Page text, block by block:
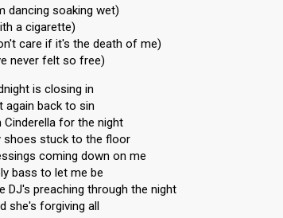
dancing soaking wet)
a cigarette)
care if it's the death of me)
never felt so free)
is closing in
again back to sin
Cinderella for the night
shoes stuck to the floor
coming down on me
bass to let me be
DJ's preaching through the night
she's forgiving all